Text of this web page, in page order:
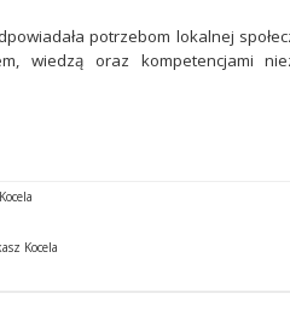
potrzebom lokalnej
wiedzą oraz kompetencjami
Kocela